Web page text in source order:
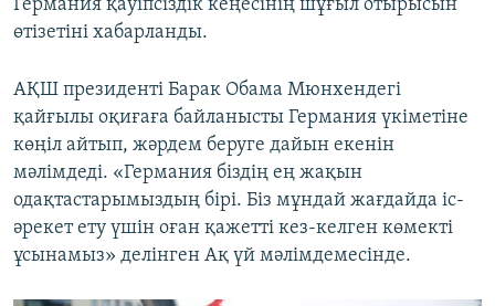
Германия қауіпсіздік кеңесінің шұғыл отырысын
өтізетіні хабарланды.
АҚШ президенті Барак Обама Мюнхендегі
қайғылы оқиғаға байланысты Германия үкіметіне
көңіл айтып, жәрдем беруге дайын екенін
мәлімдеді. «Германия біздің ең жақын
одақтастарымыздың бірі. Біз мұндай жағдайда іс-
әрекет ету үшін оған қажетті кез-келген көмекті
ұсынамыз» делінген Ақ үй мәлімдемесінде.